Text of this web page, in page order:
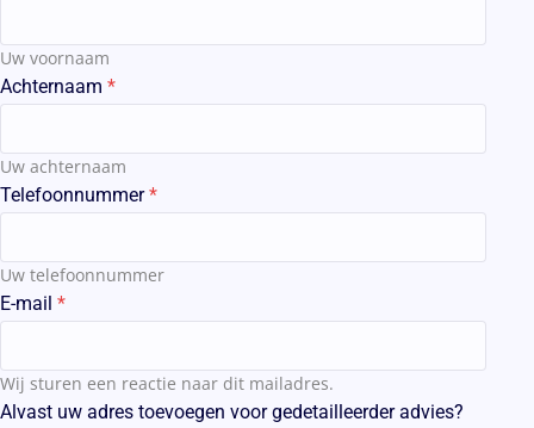
Uw voornaam
Achternaam
Uw achternaam
Telefoonnummer
Uw telefoonnummer
E-mail
Wij sturen een reactie naar dit mailadres.
Alvast uw adres toevoegen voor gedetailleerder advies?